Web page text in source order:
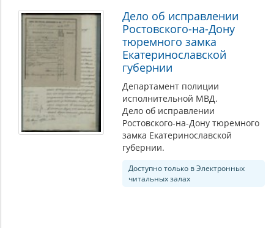
Дело об исправлении
Ростовского-на-Дону
тюремного замка
Екатеринославской
губернии
Департамент полиции
исполнительной МВД.
Дело об исправлении
Ростовского-на-Дону тюремного
замка Екатеринославской
губернии.
Доступно только в Электронных
читальных залах